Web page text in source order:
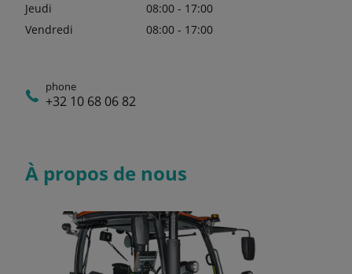
Jeudi
08:00 - 17:00
Vendredi
08:00 - 17:00
phone
+32 10 68 06 82
À propos de nous